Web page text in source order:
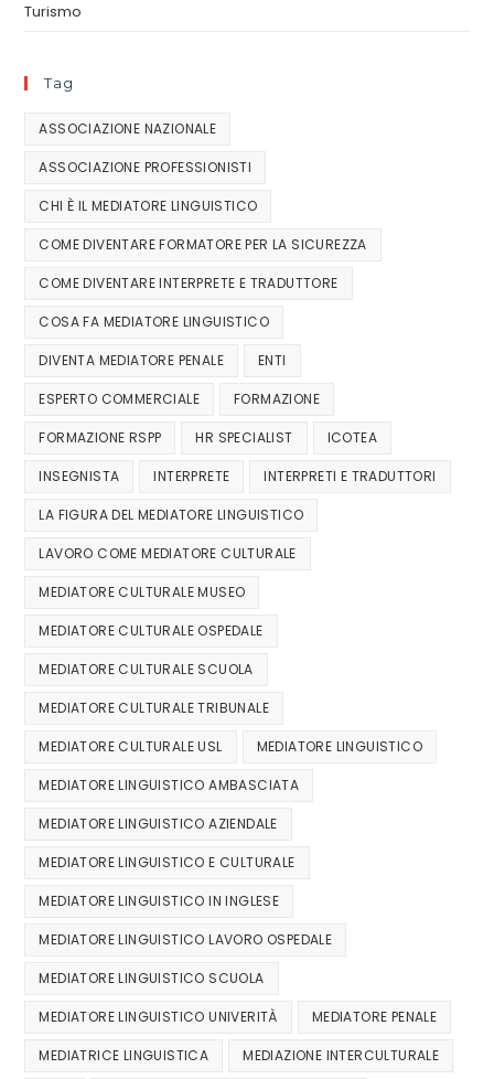
Turismo
Tag
ASSOCIAZIONE NAZIONALE
ASSOCIAZIONE PROFESSIONISTI
CHI È IL MEDIATORE LINGUISTICO
COME DIVENTARE FORMATORE PER LA SICUREZZA
COME DIVENTARE INTERPRETE E TRADUTTORE
COSA FA MEDIATORE LINGUISTICO
DIVENTA MEDIATORE PENALE ENTI
ESPERTO COMMERCIALE FORMAZIONE
FORMAZIONE RSPP HR SPECIALIST ICOTEA
INSEGNISTA INTERPRETE INTERPRETI E TRADUTTORI
LA FIGURA DEL MEDIATORE LINGUISTICO
LAVORO COME MEDIATORE CULTURALE
MEDIATORE CULTURALE MUSEO
MEDIATORE CULTURALE OSPEDALE
MEDIATORE CULTURALE SCUOLA
MEDIATORE CULTURALE TRIBUNALE
MEDIATORE CULTURALE USL MEDIATORE LINGUISTICO
MEDIATORE LINGUISTICO AMBASCIATA
MEDIATORE LINGUISTICO AZIENDALE
MEDIATORE LINGUISTICO E CULTURALE
MEDIATORE LINGUISTICO IN INGLESE
MEDIATORE LINGUISTICO LAVORO OSPEDALE
MEDIATORE LINGUISTICO SCUOLA
MEDIATORE LINGUISTICO UNIVERITÀ MEDIATORE PENALE
MEDIATRICE LINGUISTICA MEDIAZIONE INTERCULTURALE